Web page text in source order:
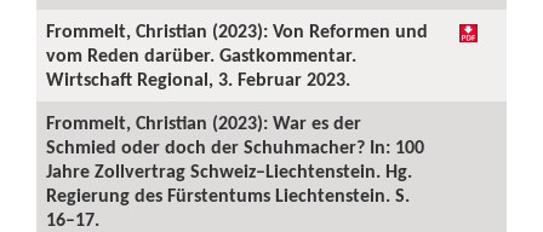
Frommelt, Christian (2023): Von Reformen und
vom Reden darüber. Gastkommentar.
Wirtschaft Regional, 3. Februar 2023.
Frommelt, Christian (2023): War es der
Schmied oder doch der Schuhmacher? In: 100
Jahre Zollvertrag Schweiz–Liechtenstein. Hg.
Regierung des Fürstentums Liechtenstein. S.
16–17.